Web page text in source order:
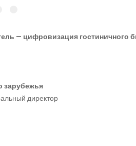
— цифровизация гостиничного
зарубежья
директор